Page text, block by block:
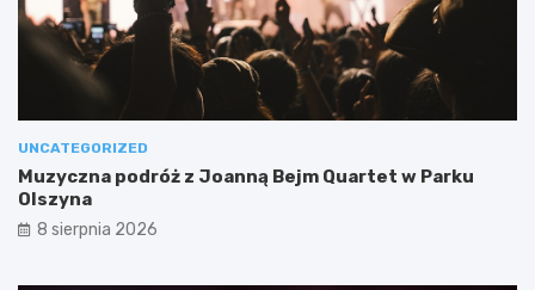
UNCATEGORIZED
Muzyczna podróż z Joanną Bejm Quartet w Parku
Olszyna
8 sierpnia 2026